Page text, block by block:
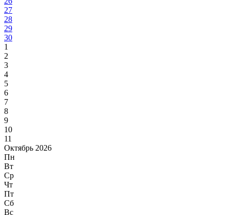
27
28
29
30
1
2
3
4
5
6
7
8
9
10
11
Октябрь 2026
Пн
Вт
Ср
Чт
Пт
Сб
Вс